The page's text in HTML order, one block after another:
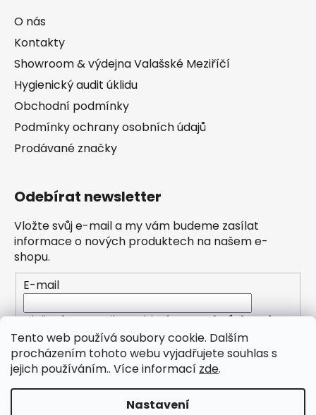
Tento web používá soubory cookie. Dalším
procházením tohoto webu vyjadřujete souhlas s
jejich používáním.. Více informací zde.
Nastavení
Zřídili jsme pro Vás novou kategorii PŮJČOVNA (pro
O nás
Kontakty
Showroom & výdejna Valašské Meziříčí
Hygienický audit úklidu
Obchodní podmínky
Podmínky ochrany osobních údajů
Prodávané značky
Odebírat newsletter
Vložte svůj e-mail a my vám budeme zasílat
informace o nových produktech na našem e-
shopu.
E-mail
Vložením e-mailu souhlasíte spodmínkami
ochrany osobních údajů
PŘIHLÁSIT SE